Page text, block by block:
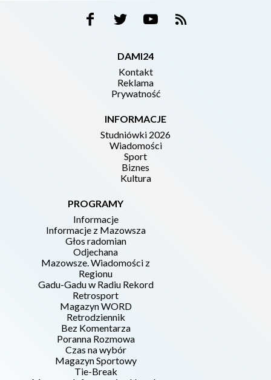
DAMI24
Kontakt
Reklama
Prywatność
INFORMACJE
Studniówki 2026
Wiadomości
Sport
Biznes
Kultura
PROGRAMY
Informacje
Informacje z Mazowsza
Głos radomian
Odjechana
Mazowsze. Wiadomości z
Regionu
Gadu-Gadu w Radiu Rekord
Retrosport
Magazyn WORD
Retrodziennik
Bez Komentarza
Poranna Rozmowa
Czas na wybór
Magazyn Sportowy
Tie-Break